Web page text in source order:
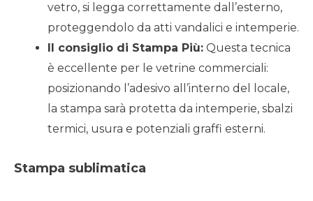
vetro, si legga correttamente dall’esterno,
proteggendolo da atti vandalici e intemperie.
Il consiglio di Stampa Più: Questa tecnica
è eccellente per le vetrine commerciali:
posizionando l’adesivo all’interno del locale,
la stampa sarà protetta da intemperie, sbalzi
termici, usura e potenziali graffi esterni.
Stampa sublimatica